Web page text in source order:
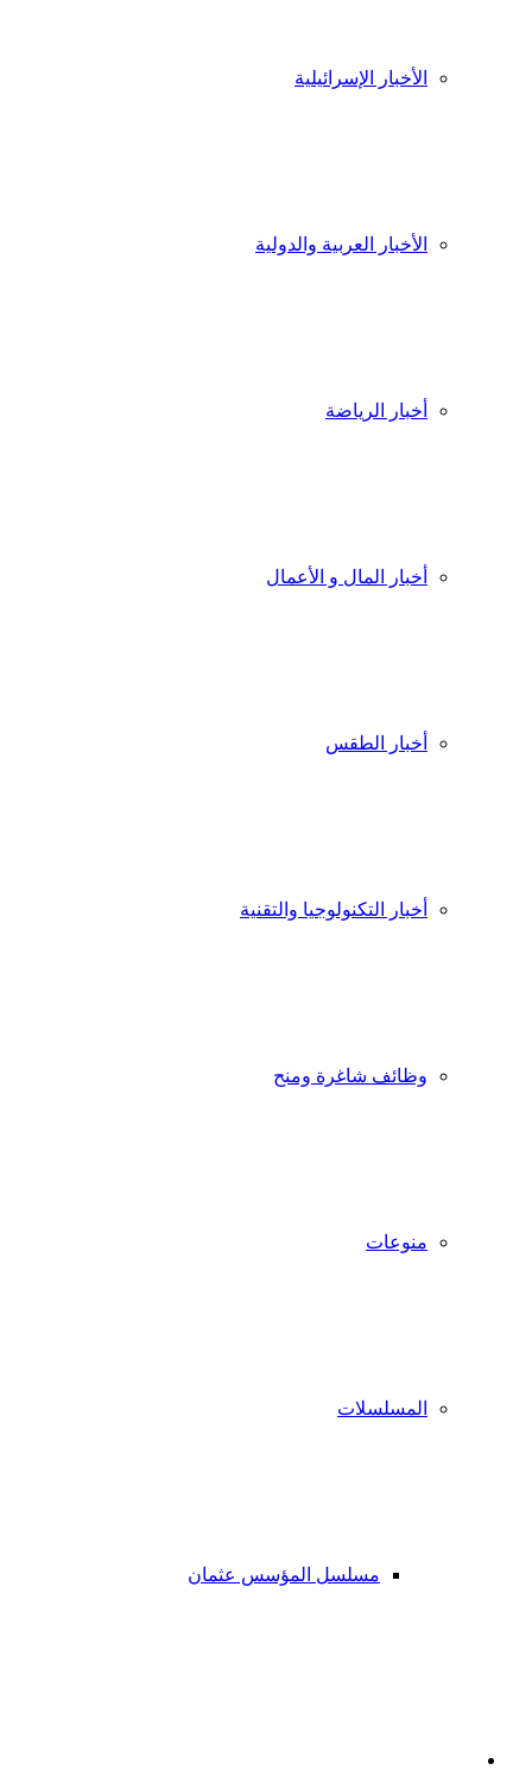
الأخبار الإسرائيلية
الأخبار العربية والدولية
أخبار الرياضة
أخبار المال و الأعمال
أخبار الطقس
أخبار التكنولوجيا والتقنية
وظائف شاغرة ومنح
منوعات
المسلسلات
مسلسل المؤسس عثمان